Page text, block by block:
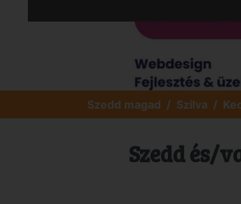
Szedd magad Szilva
Szedd és/